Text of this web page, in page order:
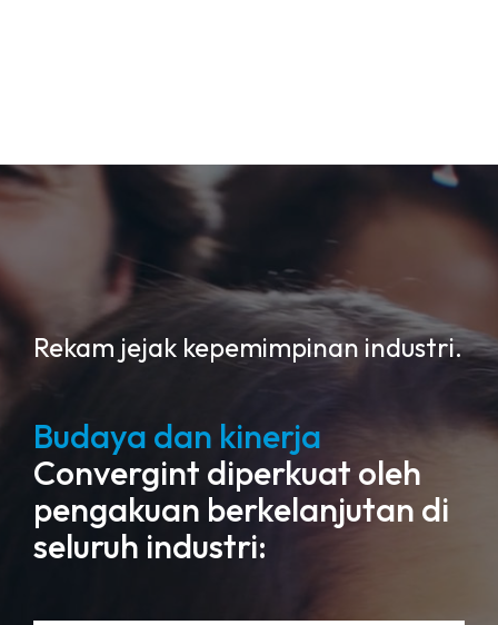
Rekam jejak kepemimpinan industri.
Budaya dan kinerja
Convergint diperkuat oleh
pengakuan berkelanjutan di
seluruh industri: